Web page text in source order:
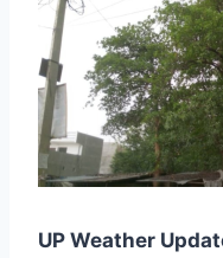
UP Weather